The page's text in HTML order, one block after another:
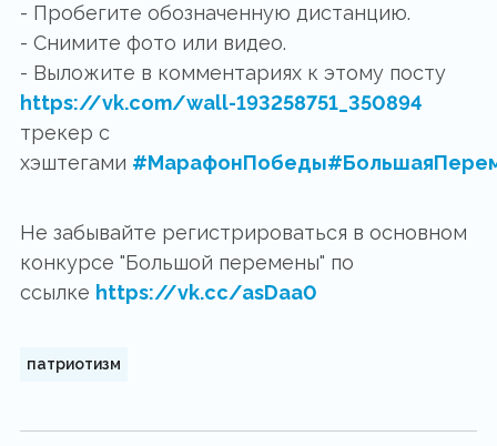
- Пробегите обозначенную дистанцию.
- Снимите фото или видео.
- Выложите в комментариях к этому посту
https://vk.com/wall-193258751_350894
трекер с
хэштегами #МарафонПобеды
Не забывайте регистрироваться в основном
конкурсе "Большой перемены" по
ссылке https://vk.cc/asDaa0
патриотизм